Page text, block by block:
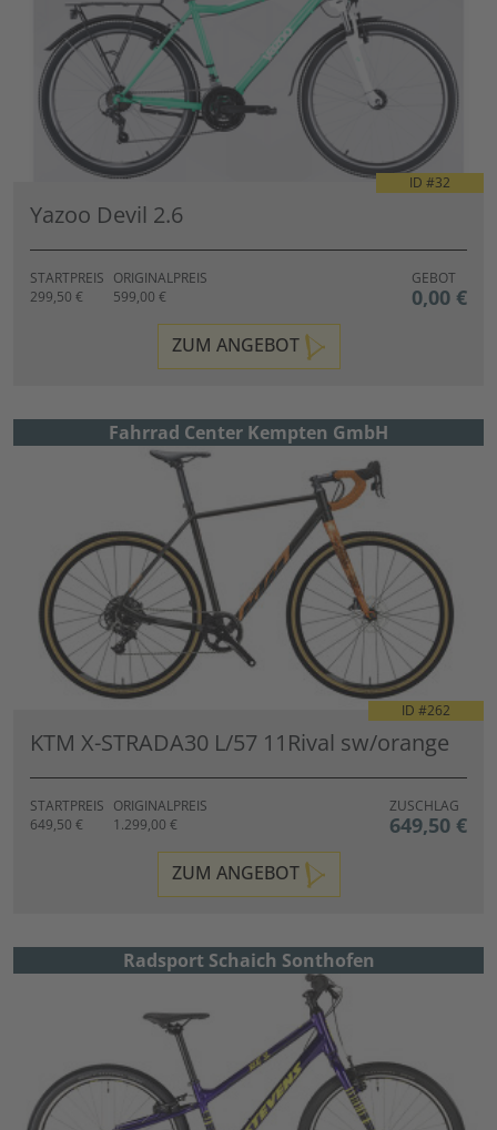
ID #32
Yazoo Devil 2.6
STARTPREIS
299,50 €
ORIGINALPREIS
599,00 €
GEBOT
0,00 €
ZUM ANGEBOT
Fahrrad Center Kempten GmbH
ID #262
KTM X-STRADA30 L/57 11Rival sw/orange
STARTPREIS
649,50 €
ORIGINALPREIS
1.299,00 €
ZUSCHLAG
649,50 €
ZUM ANGEBOT
Radsport Schaich Sonthofen